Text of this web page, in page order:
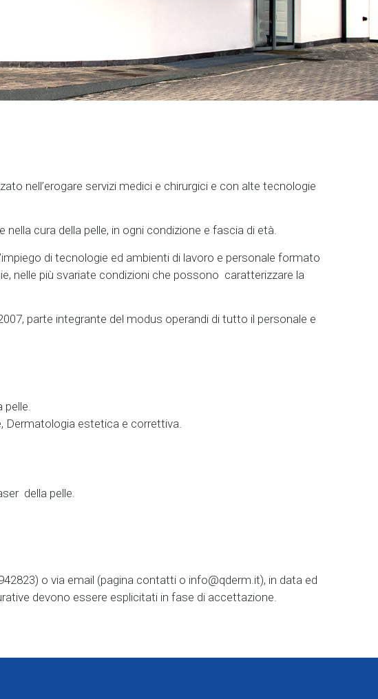
nell’erogare servizi medici e chirurgici e con alte tecnologie
cura della pelle, in ogni condizione e fascia di età.
di tecnologie ed ambienti di lavoro e personale formato
nelle più svariate condizioni che possono caratterizzare la
parte integrante del modus operandi di tutto il personale e
Dermatologia estetica e correttiva.
della pelle.
o via email (pagina contatti o info@qderm.it), in data ed
devono essere esplicitati in fase di accettazione.